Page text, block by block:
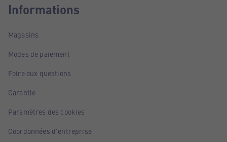
Informations
Magasins
Modes de paiement
Foire aux questions
Garantie
Paramètres des cookies
Coordonnées d'entreprise